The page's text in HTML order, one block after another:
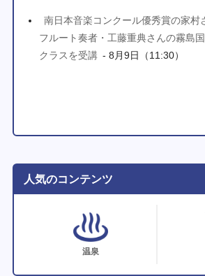
南日本音楽コンクール優秀賞の家
フルート奏者・工藤重典さんの霧島
クラスを受講 - 8月9日（11:30）
人気のコンテンツ
温泉